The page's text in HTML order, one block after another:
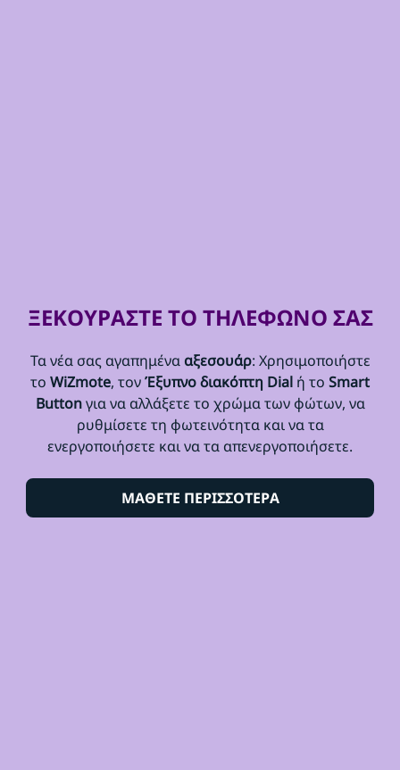
ΞΕΚΟΥΡΑΣΤΕ ΤΟ ΤΗΛΕΦΩΝΟ ΣΑΣ
Τα νέα σας αγαπημένα αξεσουάρ: Χρησιμοποιήστε
το WiZmote, τονΈξυπνο διακόπτη Dial ή το Smart
Buttonγια να αλλάξετε το χρώμα των φώτων, να
ρυθμίσετε τη φωτεινότητα και να τα
ενεργοποιήσετε και να τα απενεργοποιήσετε.
ΜΑΘΕΤΕ ΠΕΡΙΣΣΟΤΕΡΑ